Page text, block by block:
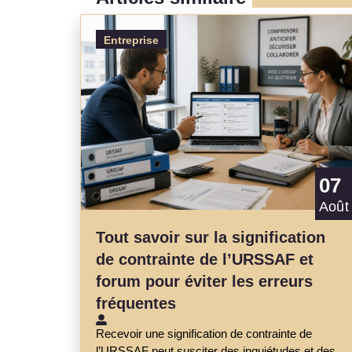
Entreprise
07
Août
Tout savoir sur la signification
de contrainte de l’URSSAF et
forum pour éviter les erreurs
fréquentes
Recevoir une signification de contrainte de